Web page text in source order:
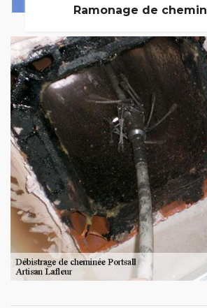
Ramonage de